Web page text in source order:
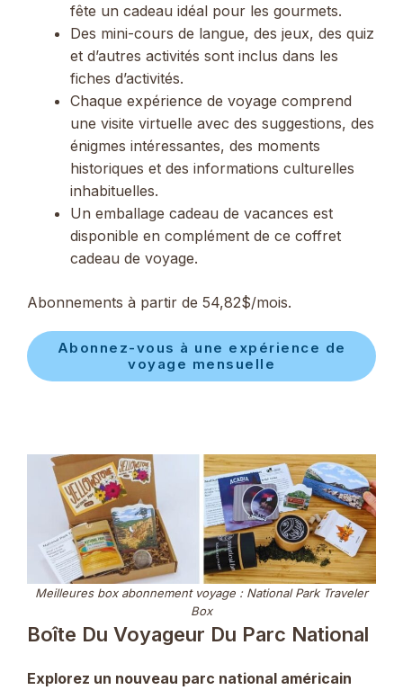
fête un cadeau idéal pour les gourmets.
Des mini-cours de langue, des jeux, des quiz
et d’autres activités sont inclus dans les
fiches d’activités.
Chaque expérience de voyage comprend
une visite virtuelle avec des suggestions, des
énigmes intéressantes, des moments
historiques et des informations culturelles
inhabituelles.
Un emballage cadeau de vacances est
disponible en complément de ce coffret
cadeau de voyage.
Abonnements à partir de 54,82$/mois.
Abonnez-vous à une expérience de
voyage mensuelle
Meilleures box abonnement voyage : National Park Traveler
Box
Boîte Du Voyageur Du Parc National
Explorez un nouveau parc national américain